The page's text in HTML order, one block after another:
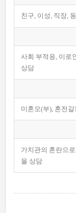
친구, 이성, 직장,
사회 부적응, 이로
상담
미혼모(부), 혼전
가치관의 혼란으
을 상담